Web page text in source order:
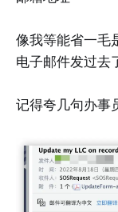
像我等能省一毛
电子邮件发过去
记得夸几句办事